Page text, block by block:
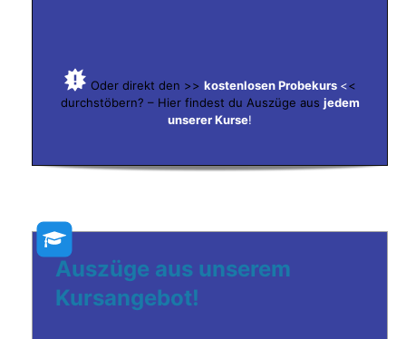
Oder direkt den >> kostenlosen Probekurs <<
durchstöbern? – Hier findest du Auszüge aus jedem
unserer Kurse!
Auszüge aus unserem
Kursangebot!